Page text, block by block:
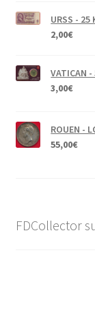
URSS - 25
2,00€
VATICAN
3,00€
ROUEN -
55,00€
FDCollector